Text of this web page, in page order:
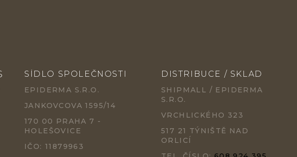
SÍDLO SPOLEČNOSTI
EPIDERMA S.R.O.
JANKOVCOVA 1595/14
170 00 PRAHA 7 -
HOLEŠOVICE
IČO: 11879963
DISTRIBUCE / SKLAD
SHIPMALL / EPIDERMA
S.R.O.
VRCHLICKÉHO 323
517 21 TÝNIŠTĚ NAD
ORLICÍ